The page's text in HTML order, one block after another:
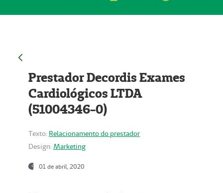
Prestador Decordis Exames
Cardiológicos LTDA
(51004346-0)
Texto: Relacionamento do prestador
Design: Marketing
01 de abril, 2020